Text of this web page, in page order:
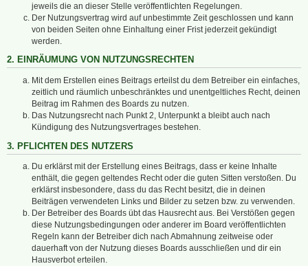
jeweils die an dieser Stelle veröffentlichten Regelungen.
Der Nutzungsvertrag wird auf unbestimmte Zeit geschlossen und kann
von beiden Seiten ohne Einhaltung einer Frist jederzeit gekündigt
werden.
2. EINRÄUMUNG VON NUTZUNGSRECHTEN
Mit dem Erstellen eines Beitrags erteilst du dem Betreiber ein einfaches,
zeitlich und räumlich unbeschränktes und unentgeltliches Recht, deinen
Beitrag im Rahmen des Boards zu nutzen.
Das Nutzungsrecht nach Punkt 2, Unterpunkt a bleibt auch nach
Kündigung des Nutzungsvertrages bestehen.
3. PFLICHTEN DES NUTZERS
Du erklärst mit der Erstellung eines Beitrags, dass er keine Inhalte
enthält, die gegen geltendes Recht oder die guten Sitten verstoßen. Du
erklärst insbesondere, dass du das Recht besitzt, die in deinen
Beiträgen verwendeten Links und Bilder zu setzen bzw. zu verwenden.
Der Betreiber des Boards übt das Hausrecht aus. Bei Verstößen gegen
diese Nutzungsbedingungen oder anderer im Board veröffentlichten
Regeln kann der Betreiber dich nach Abmahnung zeitweise oder
dauerhaft von der Nutzung dieses Boards ausschließen und dir ein
Hausverbot erteilen.